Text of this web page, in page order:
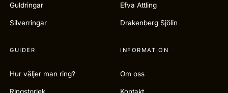
Guldringar
Silverringar
Efva Attling
Drakenberg Sjölin
GUIDER
Hur väljer man ring?
Ringstorlek
INFORMATION
Om oss
Kontakt